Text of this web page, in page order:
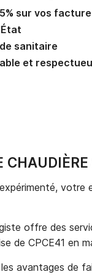
sur vos
sanitaire
et
votre
offre des
de CPCE41 en
avantages de